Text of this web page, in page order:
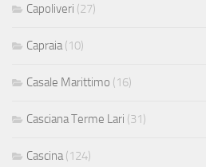
Capoliveri (27)
Capraia (10)
Casale Marittimo (16)
Casciana Terme Lari (31)
Cascina (124)